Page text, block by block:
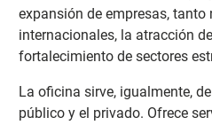
expansión de empresas,
internacionales, la atracción
fortalecimiento de sectores
La oficina sirve, igualmente,
público y el privado. Ofrece